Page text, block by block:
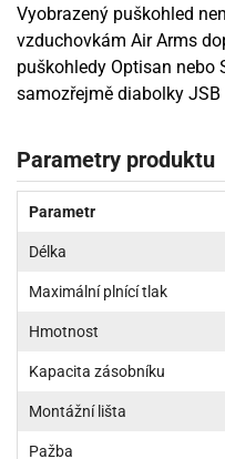
Vyobrazený puškohled
vzduchovkám Air Arms
puškohledy Optisan nebo
samozřejmě diabolky
Parametry produktu
Parametr
Délka
Maximální plnící tlak
Hmotnost
Kapacita zásobníku
Montážní lišta
Pažba